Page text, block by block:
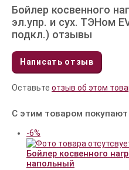
Бойлер косвенного
эл.упр. и сух. ТЭНом
подкл.) отзывы
Написать отзыв
Оставьте отзыв об этом
С этим товаром покупают
-6%
Бойлер косвенного
напольный